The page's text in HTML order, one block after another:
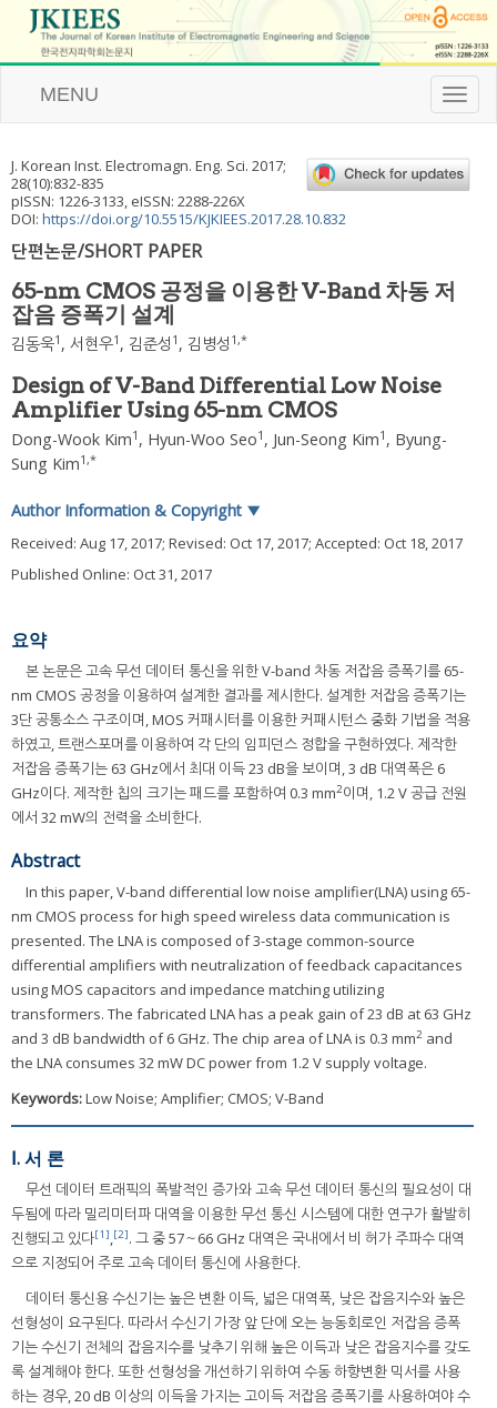
T
o
l
e
MENU
J. Korean Inst. Electromagn. Eng. Sci. 2017;
28(10):832-835
pISSN: 1226-3133, eISSN: 2288-226X
DOI: https://doi.org/10.5515/KJKIEES.2017.28.10.832
단편논문/SHORT PAPER
65-nm CMOS 공정을 이용한 V-Band 차동 저
잡음 증폭기 설계
김동욱1 , 서현우1 , 김준성 1 , 김병성 1,*
Design of V-Band Differential Low Noise
Amplifier Using 65-nm CMOS
Dong-Wook Kim1 , Hyun-Woo Seo1 , Jun-Seong Kim1 , Byung-
Sung Kim1,*
Author Information & Copyright ▼
Received: Aug 17, 2017; Revised: Oct 17, 2017; Accepted: Oct 18, 2017
Published Online: Oct 31, 2017
요약
본 논문은 고속 무선 데이터 통신을 위한 V-band 차동 저잡음 증폭기를 65-
nm CMOS 공정을 이용하여 설계한 결과를 제시한다. 설계한 저잡음 증폭기는
3단 공통소스 구조이며, MOS 커패시터를 이용한 커패시턴스 중화 기법을 적용
하였고, 트랜스포머를 이용하여 각 단의 임피던스 정합을 구현하였다. 제작한
저잡음 증폭기는 63 GHz에서 최대 이득 23 dB을 보이며, 3 dB 대역폭은 6
GHz이다. 제작한 칩의 크기는 패드를 포함하여 0.3 mm2이며, 1.2 V 공급 전원
에서 32 mW의 전력을 소비한다.
Abstract
In this paper, V-band differential low noise amplifier(LNA) using 65-
nm CMOS process for high speed wireless data communication is
presented. The LNA is composed of 3-stage common-source
differential amplifiers with neutralization of feedback capacitances
using MOS capacitors and impedance matching utilizing
transformers. The fabricated LNA has a peak gain of 23 dB at 63 GHz
and 3 dB bandwidth of 6 GHz. The chip area of LNA is 0.3 mm2 and
the LNA consumes 32 mW DC power from 1.2 V supply voltage.
Keywords:Low Noise; Amplifier; CMOS; V-Band
Ⅰ. 서 론
무선 데이터 트래픽의 폭발적인 증가와 고속 무선 데이터 통신의 필요성이 대
두됨에 따라 밀리미터파 대역을 이용한 무선 통신 시스템에 대한 연구가 활발히
진행되고 있다[1],[2]. 그 중 57～66 GHz 대역은 국내에서 비 허가 주파수 대역
으로 지정되어 주로 고속 데이터 통신에 사용한다.
데이터 통신용 수신기는 높은 변환 이득, 넓은 대역폭, 낮은 잡음지수와 높은
선형성이 요구된다. 따라서 수신기 가장 앞 단에 오는 능동회로인 저잡음 증폭
기는 수신기 전체의 잡음지수를 낮추기 위해 높은 이득과 낮은 잡음지수를 갖도
록 설계해야 한다. 또한 선형성을 개선하기 위하여 수동 하향변환 믹서를 사용
하는 경우, 20 dB 이상의 이득을 가지는 고이득 저잡음 증폭기를 사용하여야 수